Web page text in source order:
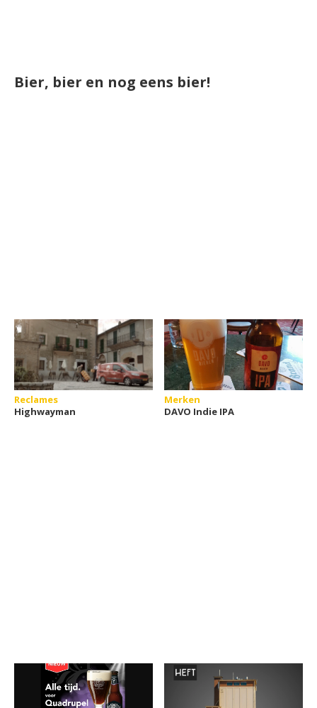
Bier, bier en nog eens bier!
Reclames
Highwayman
Merken
DAVO Indie IPA